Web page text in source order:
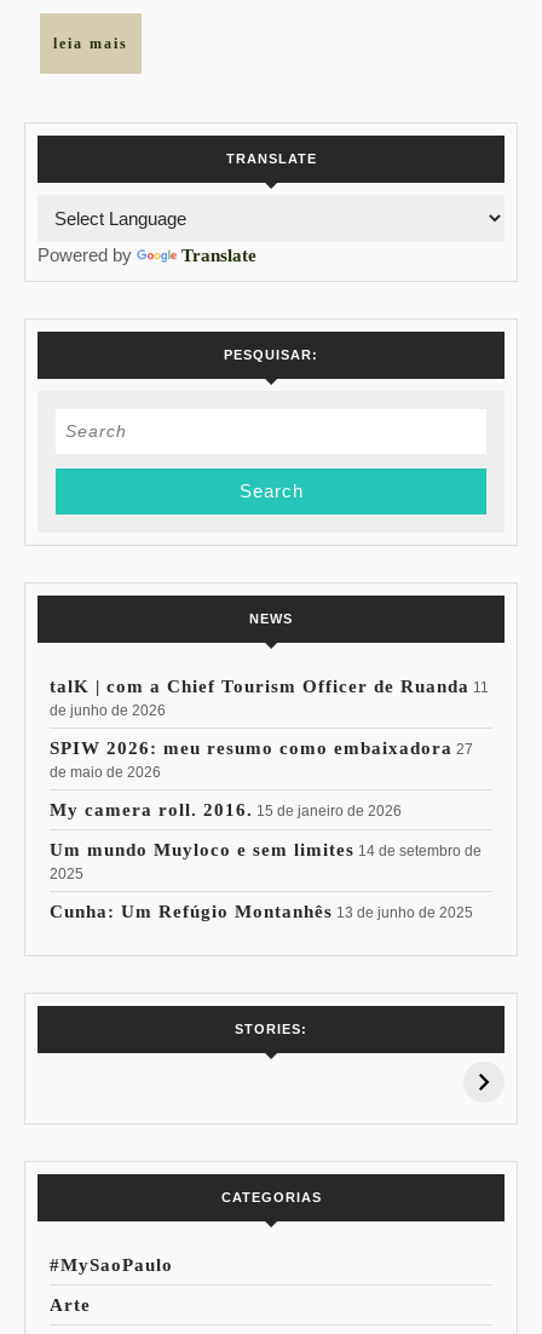
leia mais
TRANSLATE
Powered by Translate
PESQUISAR:
Search
NEWS
talK | com a Chief Tourism Officer de Ruanda 11
de junho de 2026
SPIW 2026: meu resumo como embaixadora 27
de maio de 2026
My camera roll. 2016. 15 de janeiro de 2026
Um mundo Muyloco e sem limites 14 de setembro de
2025
Cunha: Um Refúgio Montanhês 13 de junho de 2025
STORIES:
15% de
Pessoal: Os
CATEGORIAS
#MySaoPaulo
Arte